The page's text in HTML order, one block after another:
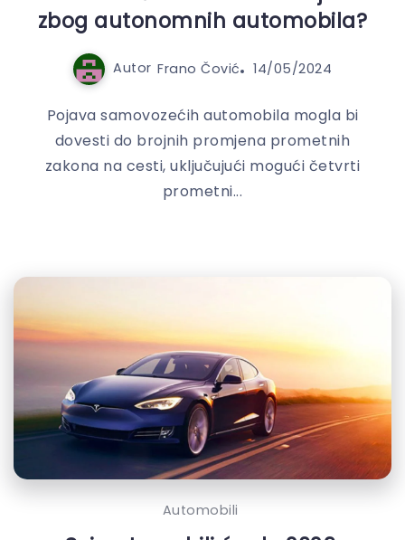
zbog autonomnih automobila?
Autor Frano Čović 14/05/2024
Pojava samovozećih automobila mogla bi
dovesti do brojnih promjena prometnih
zakona na cesti, uključujući mogući četvrti
prometni...
Automobili